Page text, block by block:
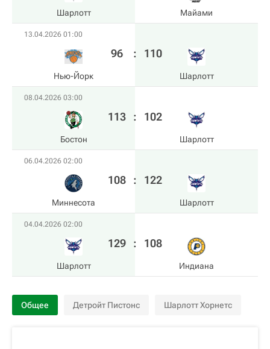
Шарлотт Майами
13.04.2026 01:00
Нью-Йорк
96 : 110
Шарлотт
08.04.2026 03:00
Бостон
113 : 102
Шарлотт
06.04.2026 02:00
Миннесота
108 : 122
Шарлотт
04.04.2026 02:00
Шарлотт
129 : 108
Индиана
Общее Детройт Пистонс Шарлотт Хорнетс